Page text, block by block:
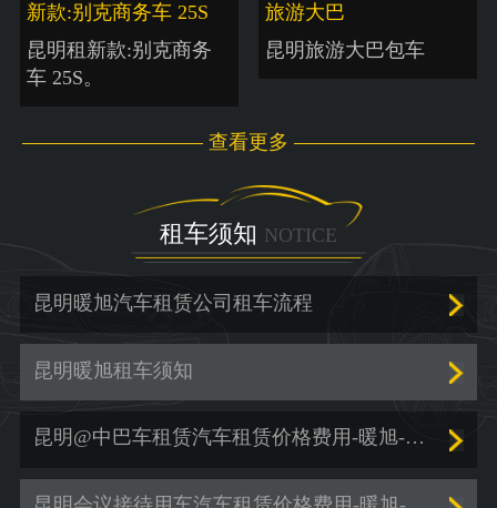
新款:别克商务车 25S
昆明租新款:别克商务
车 25S。
旅游大巴
昆明旅游大巴包车
查看更多
租车须知 NOTICE
昆明暖旭汽车租赁公司租车流程
昆明暖旭租车须知
昆明@中巴车租赁汽车租赁价格费用-暖旭-「商务车租赁」